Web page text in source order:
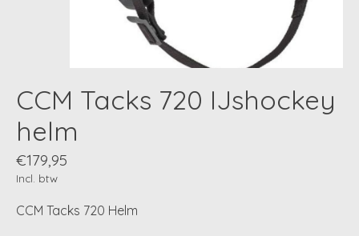
CCM Tacks 720 IJshockey
helm
€179,95
Incl. btw
CCM Tacks 720 Helm